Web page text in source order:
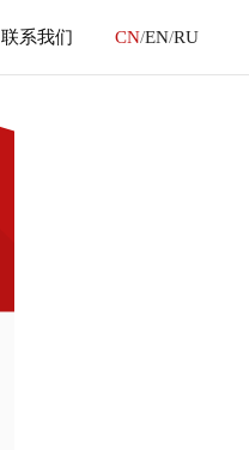
CN/EN/RU
联系我们